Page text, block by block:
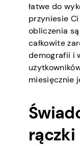
łatwe do
przyniesie Ci
obliczenia
całkowite
demografii i
miesięcznie
rączki